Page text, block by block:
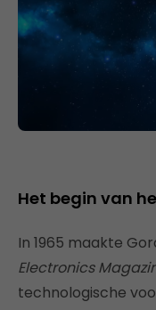
Het begin van
In 1965 maakte
Electronics
technologische